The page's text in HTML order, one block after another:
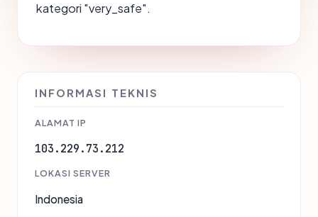
kategori "very_safe".
INFORMASI TEKNIS
ALAMAT IP
103.229.73.212
LOKASI SERVER
Indonesia